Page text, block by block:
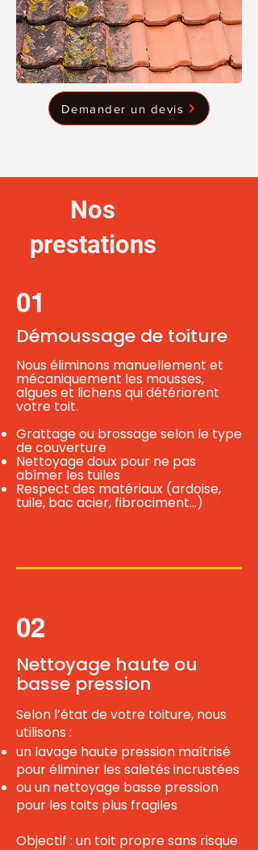
Demander un devis
Nos
prestations
01
Démoussage de toiture
Nous éliminons manuellement et
mécaniquement les mousses,
algues et lichens qui détériorent
votre toit.
Grattage ou brossage selon le type
de couverture
Nettoyage doux pour ne pas
abîmer les tuiles
Respect des matériaux (ardoise,
tuile, bac acier, fibrociment…)​
02
Nettoyage haute ou
basse pression
Selon l’état de votre toiture, nous
utilisons :
un lavage haute pression maîtrisé
pour éliminer les saletés incrustées
ou un nettoyage basse pression
pour les toits plus fragiles
Objectif : un toit propre sans risque